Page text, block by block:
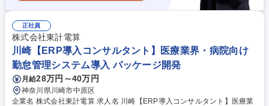
正社員
株式会社東計電算
川崎【ERP導入コンサルタント】医療業界・病院向け
勤怠管理システム導入 パッケージ開発
月給28万円～40万円
神奈川県川崎市中原区
企業名 株式会社東計電算 求人名 川崎【ERP導入コンサルタント】医療業